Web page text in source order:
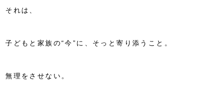
それは、
子どもと家族の“今”に、そっと寄り添うこと。
無理をさせない。